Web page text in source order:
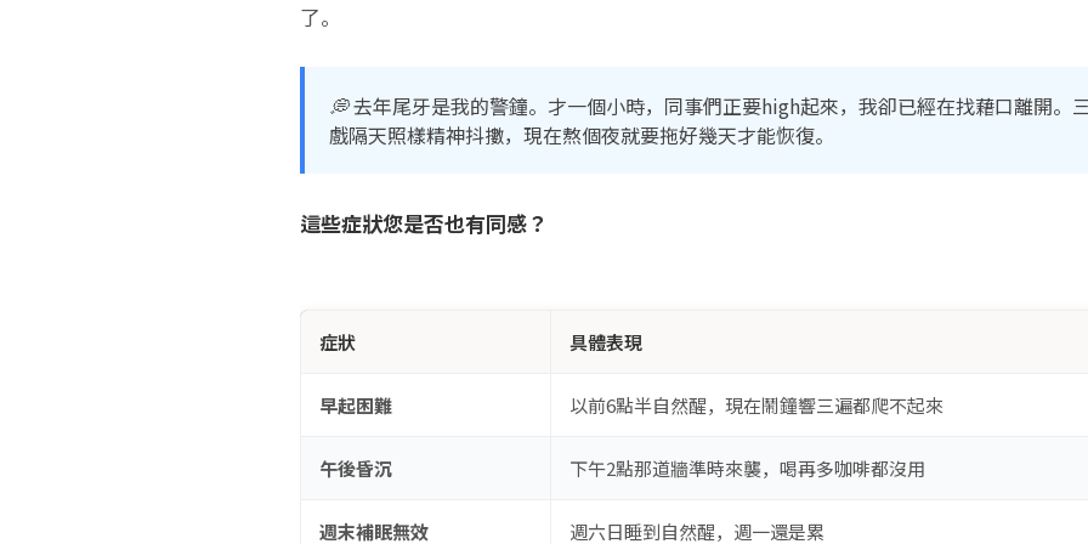
了。
💭 去年尾牙是我的警鐘。才一個小時，同事們正要high起來，我卻已經在找藉口離開。
戲隔天照樣精神抖擻，現在熬個夜就要拖好幾天才能恢復。
這些症狀您是否也有同感？
症狀 具體表現
早起困難 以前6點半自然醒，現在鬧鐘響三遍都爬不起來
午後昏沉 下午2點那道牆準時來襲，喝再多咖啡都沒用
週末補眠無效 週六日睡到自然醒，週一還是累